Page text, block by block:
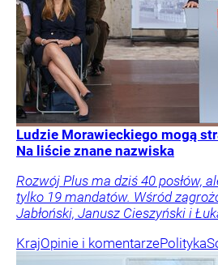
Ludzie Morawieckiego mogą
Na liście znane nazwiska
Rozwój Plus ma dziś 40 posłów,
tylko 19 mandatów. Wśród
Jabłoński, Janusz Cieszyński i
KrajOpinie i komentarzePolityka